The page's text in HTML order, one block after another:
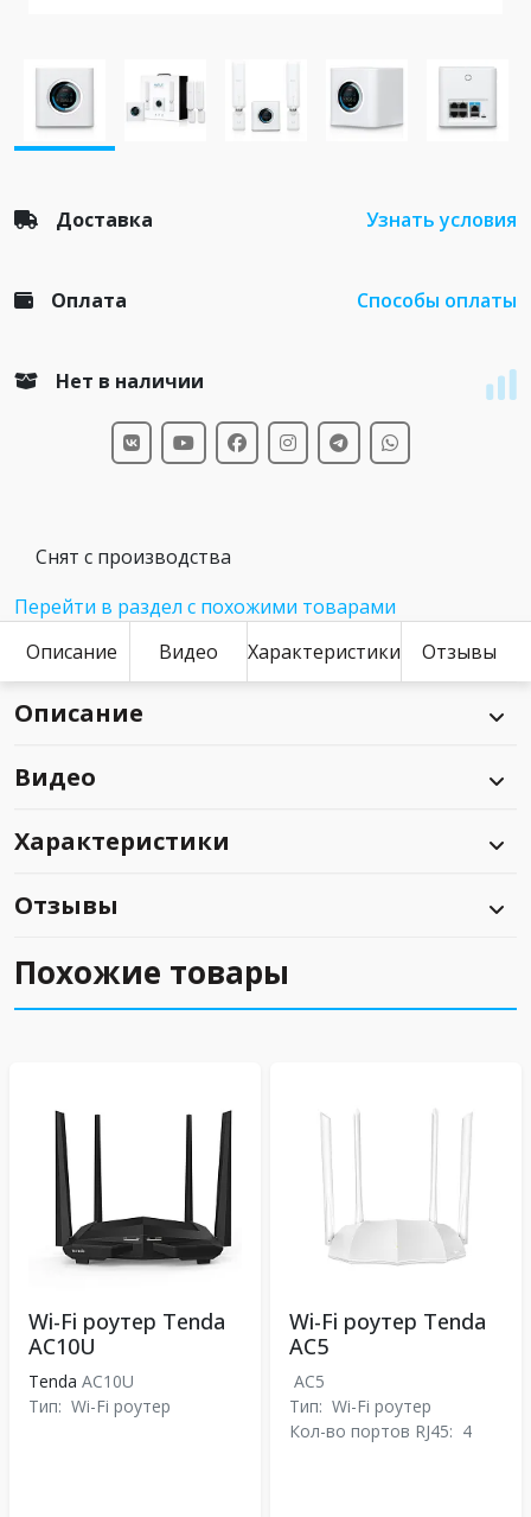
Доставка Узнать условия
Оплата Способы оплаты
Нет в наличии
Снят с производства
Перейти в раздел с похожими товарами
Описание
Видео Характеристики Отзывы
Описание
Видео
Характеристики
Отзывы
Похожие товары
Wi-Fi роутер Tenda
AC10U
Tenda AC10U
Тип: Wi-Fi роутер
Wi-Fi роутер Tenda
AC5
AC5
Тип: Wi-Fi роутер
Кол-во портов RJ45: 4